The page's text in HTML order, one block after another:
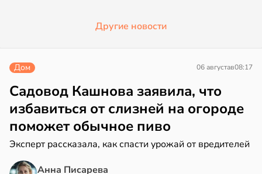
Другие новости
Дом 06 августав08:17
Садовод Кашнова заявила, что
избавиться от слизней на огороде
поможет обычное пиво
Эксперт рассказала, как спасти урожай от вредителей
Анна Писарева